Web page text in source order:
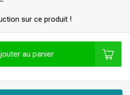
sur ce produit !
au panier